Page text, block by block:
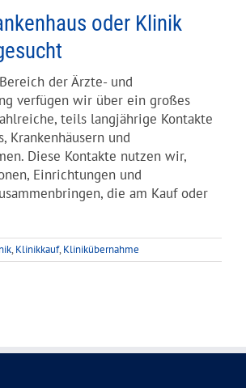
oder Klinik
der Ärzte- und
verfügen wir über ein großes
teils langjährige Kontakte
Krankenhäusern und
Diese Kontakte nutzen wir,
Einrichtungen und
die am Kauf oder
, Klinikkauf, Klinikübernahme